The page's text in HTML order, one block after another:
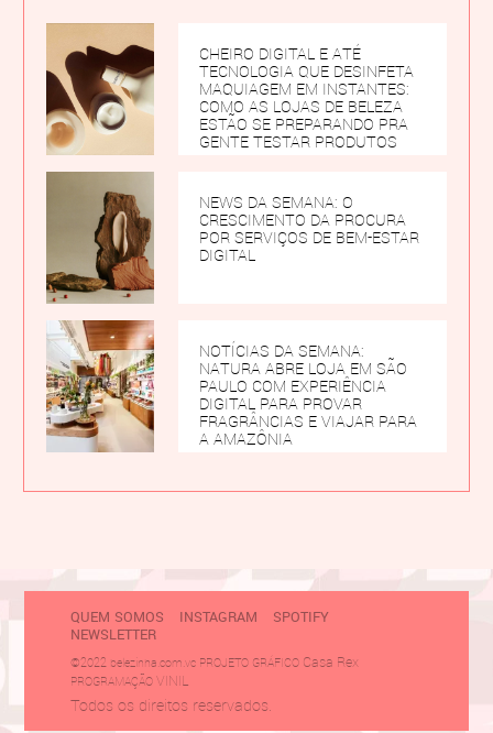
CHEIRO DIGITAL E ATÉ
TECNOLOGIA QUE DESINFETA
MAQUIAGEM EM INSTANTES:
COMO AS LOJAS DE BELEZA
ESTÃO SE PREPARANDO PRA
GENTE TESTAR PRODUTOS
NEWS DA SEMANA: O
CRESCIMENTO DA PROCURA
POR SERVIÇOS DE BEM-ESTAR
DIGITAL
NOTÍCIAS DA SEMANA:
NATURA ABRE LOJA EM SÃO
PAULO COM EXPERIÊNCIA
DIGITAL PARA PROVAR
FRAGRÂNCIAS E VIAJAR PARA
A AMAZÔNIA
QUEM SOMOS INSTAGRAM
SPOTIFY
NEWSLETTER
©2022 belezinha.com.vc PROJETO GRÁFICO Casa Rex
PROGRAMAÇÃO VINIL
Todos os direitos reservados.